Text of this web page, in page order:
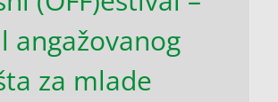
angažovanog
za mlade